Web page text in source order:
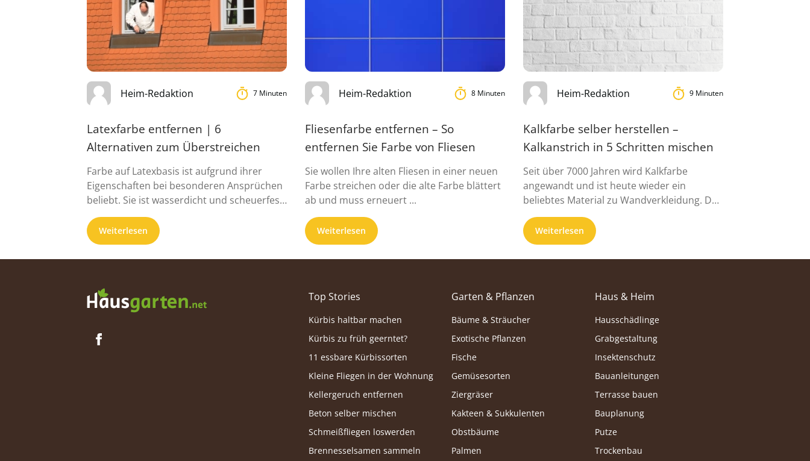
Heim-Redaktion 7 Minuten
Latexfarbe entfernen | 6
Alternativen zum Überstreichen
Farbe auf Latexbasis ist aufgrund ihrer
Eigenschaften bei besonderen Ansprüchen
beliebt. Sie ist wasserdicht und scheuerfest.
Diese Vorteile machen ...
Weiterlesen
Heim-Redaktion 8 Minuten
Fliesenfarbe entfernen – So
entfernen Sie Farbe von Fliesen
Sie wollen Ihre alten Fliesen in einer neuen
Farbe streichen oder die alte Farbe blättert
ab und muss erneuert ...
Weiterlesen
Heim-Redaktion 9 Minuten
Kalkfarbe selber herstellen –
Kalkanstrich in 5 Schritten mischen
Seit über 7000 Jahren wird Kalkfarbe
angewandt und ist heute wieder ein
beliebtes Material zu Wandverkleidung. Der
Kalkanstrich überzeugt durch einige ...
Weiterlesen
Top Stories
Kürbis haltbar machen
Kürbis zu früh geerntet?
11 essbare Kürbissorten
Kleine Fliegen in der Wohnung
Kellergeruch entfernen
Beton selber mischen
Schmeißfliegen loswerden
Brennesselsamen sammeln
Garten & Pflanzen
Bäume & Sträucher
Exotische Pflanzen
Fische
Gemüsesorten
Ziergräser
Kakteen & Sukkulenten
Obstbäume
Palmen
Haus & Heim
Hausschädlinge
Grabgestaltung
Insektenschutz
Bauanleitungen
Terrasse bauen
Bauplanung
Putze
Trockenbau